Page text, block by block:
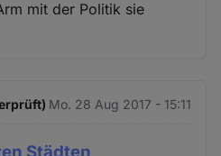
mit der Politik sie
Mo. 28 Aug 2017 - 15:11
Städten